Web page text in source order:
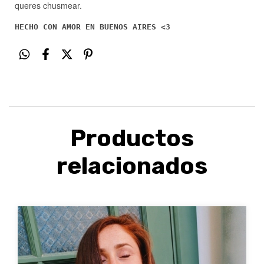
queres chusmear.
HECHO CON AMOR EN BUENOS AIRES <3
Productos
relacionados